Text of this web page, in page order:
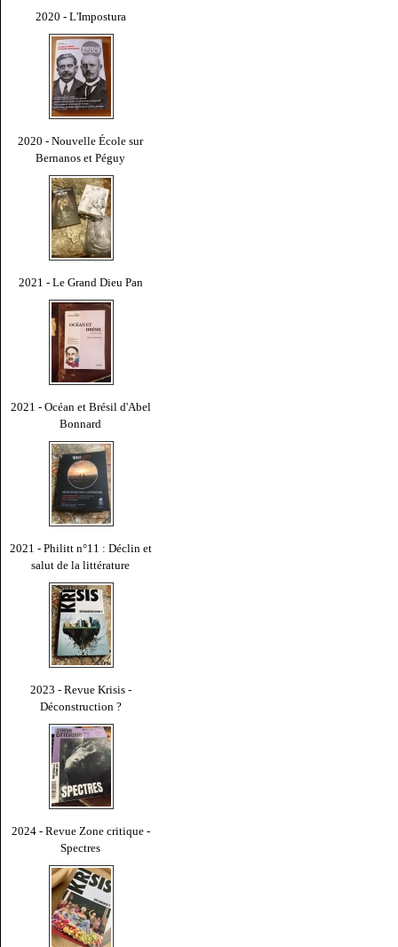
2020 - L'Impostura
2020 - Nouvelle École sur
Bernanos et Péguy
2021 - Le Grand Dieu Pan
2021 - Océan et Brésil d'Abel
Bonnard
2021 - Philitt n°11 : Déclin et
salut de la littérature
2023 - Revue Krisis -
Déconstruction ?
2024 - Revue Zone critique -
Spectres